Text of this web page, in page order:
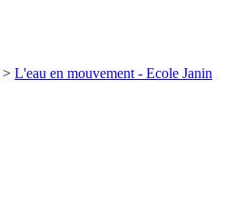
> L'eau en mouvement - Ecole Janin